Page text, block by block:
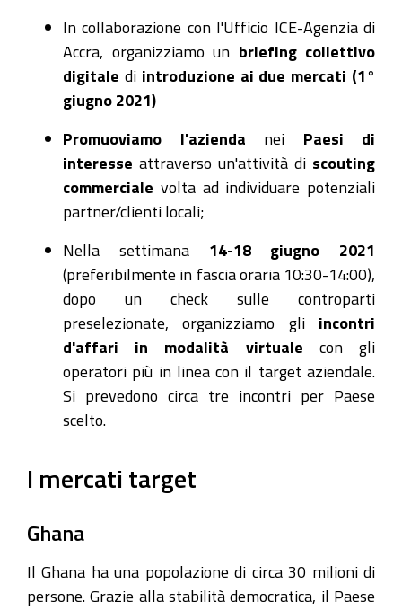
In collaborazione con l'Ufficio ICE-Agenzia di
Accra, organizziamo un briefing collettivo
digitale di introduzione ai due mercati (1°
giugno 2021)
Promuoviamo l'azienda nei Paesi di
interesse attraverso un'attività di scouting
commerciale volta ad individuare potenziali
partner/clienti locali;
Nella settimana 14-18 giugno 2021
(preferibilmente in fascia oraria 10:30-14:00),
dopo un check sulle controparti
preselezionate, organizziamo gli incontri
d'affari in modalità virtuale con gli
operatori più in linea con il target aziendale.
Si prevedono circa tre incontri per Paese
scelto.
I mercati target
Ghana
Il Ghana ha una popolazione di circa 30 milioni di
persone. Grazie alla stabilità democratica, il Paese